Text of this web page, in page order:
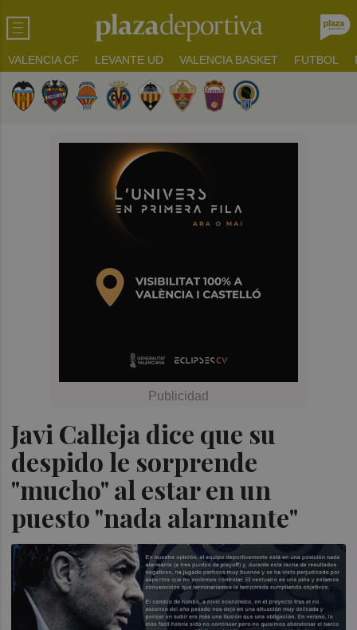
VALENCIA CF LEVANTE UD VALENCIA BASKET FUTBOL
Javi Calleja dice que su
despido le sorprende
"mucho" al estar en un
puesto "nada alarmante"